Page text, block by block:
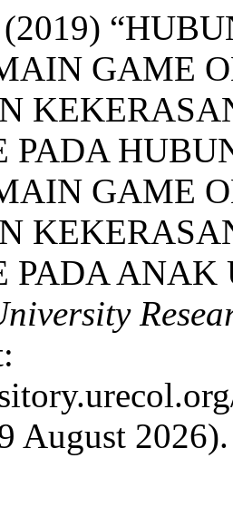
(2019)
GAME
PADA
GAME
PADA
August 2026).